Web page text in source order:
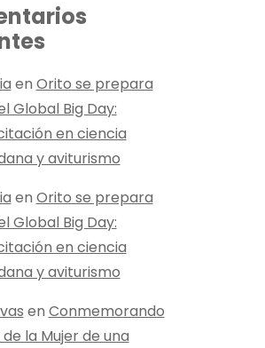
en Orito se prepara
Global Big Day:
en ciencia
y aviturismo
en Orito se prepara
Global Big Day:
en ciencia
y aviturismo
en Conmemorando
la Mujer de una